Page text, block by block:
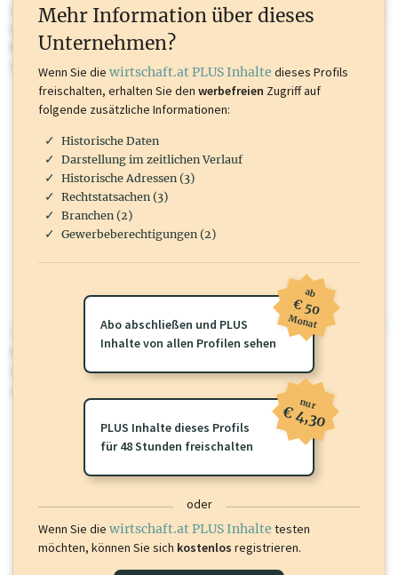
oder loggen Sie sich ein um diese Inhalte zu sehen. wirtschaft.at PLUS
Marken, Patente, Rechtstatsachen, OTS-Aussendungen, und viele
mehr.
wirtschaft.at PLUS
Für dieses Profil gibt es zusätzlichewirtschaft.at PLUS Inhalte
Sie momentan nicht einsehen können. Schalten Sie dieses Profil frei
oder loggen Sie sich ein um diese Inhalte zu sehen.
Mehr Information über dieses
Unternehmen?
Wenn Sie die wirtschaft.at PLUS Inhalte dieses Profils
freischalten, erhalten Sie den werbefreien Zugriff auf
folgende zusätzliche Informationen:
Historische Daten
Darstellung im zeitlichen Verlauf
Historische Adressen (3)
Rechtstatsachen (3)
Branchen (2)
Gewerbeberechtigungen (2)
Abo abschließen und PLUS
Inhalte von allen Profilen sehen
ab
€ 50
Monat
PLUS Inhalte dieses Profils
für 48 Stunden freischalten
nur
€ 4,30
oder
Wenn Sie die wirtschaft.at PLUS Inhalte testen
möchten, können Sie sich kostenlos registrieren.